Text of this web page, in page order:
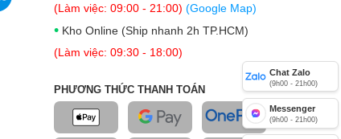
(Làm việc: 09:00 - 21:00) (Google Map)
• Kho Online (Ship nhanh 2h TP.HCM)
(Làm việc: 09:30 - 18:00)
PHƯƠNG THỨC THANH TOÁN
Chat Zalo
(9h00 - 21h00)
Messenger
(9h00 - 21h00)